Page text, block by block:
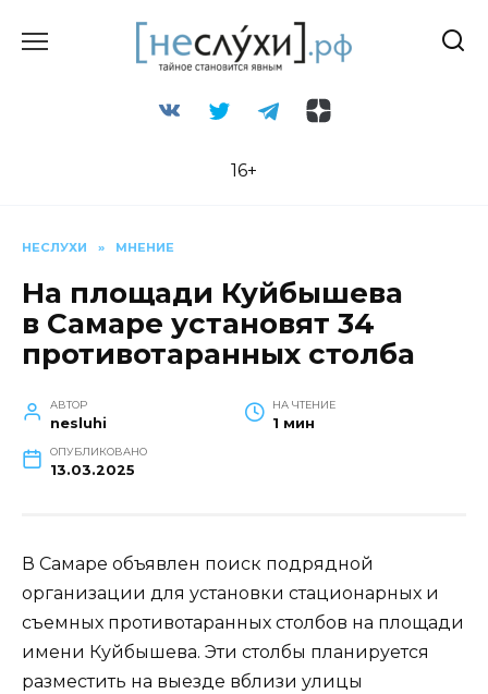
16+
НЕСЛУХИ » МНЕНИЕ
На площади Куйбышева
в Самаре установят 34
противотаранных столба
АВТОР
nesluhi
НА ЧТЕНИЕ
1 мин
ОПУБЛИКОВАНО
13.03.2025
В Самаре объявлен поиск подрядной
организации для установки стационарных и
съемных противотаранных столбов на площади
имени Куйбышева. Эти столбы планируется
разместить на выезде вблизи улицы